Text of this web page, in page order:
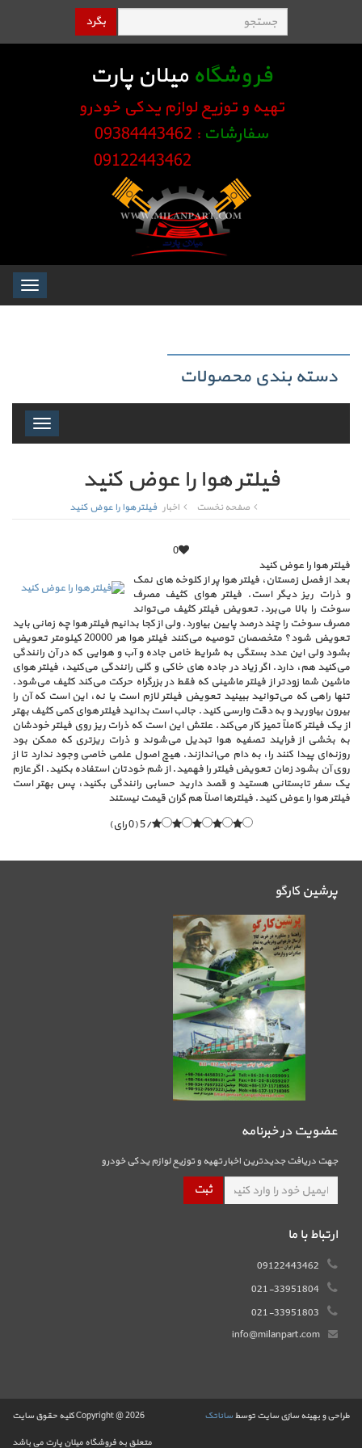
بگرد
فروشگاه میلان پارت
تهیه و توزیع لوازم یدکی خودرو
سفارشات : 09384443462
Toggle
دسته بندی محصولات
Toggle
فیلتر هوا را عوض کنید
صفحه نخست اخبار فیلتر هوا را عوض کنید
0
فیلتر هوا را عوض کنید
بعد از فصل زمستان، فیلتر هوا پر از کلوخه های نمک
و ذرات ریز دیگر است. فیلتر هوای کثیف مصرف
سوخت را بالا می‌برد. تعویض فیلتر کثیف می‌تواند
مصرف سوخت را چند درصد پایین بیاورد. ولی از کجا بدانیم فیلتر هوا چه زمانی باید
تعویض شود؟ متخصصان توصیه می‌کنند فیلتر هوا هر 20000 کیلومتر تعویض
بشود ولی این عدد بستگی به شرایط خاص جاده و آب و هوایی که در آن رانندگی
می‌کنید هم، دارد. اگر زیاد در جاده های خاکی و گلی رانندگی می‌کنید، فیلتر هوای
ماشین شما زودتر از فیلتر ماشینی که فقط در بزرگراه حرکت می‌کند کثیف می‌شود.
تنها راهی که می‌توانید ببینید تعویض فیلتر لازم است یا نه، این است که آن را
بیرون بیاورید و به دقت وارسی کنید. جالب است بدانید فیلتر هوای کمی کثیف بهتر
از یک فیلتر کاملاً تمیز کار می‌کند. علتش این است که ذرات ریز روی فیلتر خودشان
به بخشی از فرایند تصفیه هوا تبدیل می‌شوند و ذرات ریزتری که ممکن بود
روزنه‌ای پیدا کنند را، به دام می‌اندازند. هیچ اصول علمی خاصی وجود ندارد تا از
روی آن بشود زمان تعویض فیلتر را فهمید. از شم خودتان استفاده بکنید. اگر عازم
یک سفر تابستانی هستید و قصد دارید حسابی رانندگی بکنید، پس بهتر است
فیلتر هوا را عوض کنید. فیلترها اصلاً هم گران قیمت نیستند
/5 (0 رای)
پرشین کارگو
عضویت در خبرنامه
جهت دریافت جدیدترین اخبار تهیه و توزیع لوازم یدکی خودرو
ارتباط با ما
09122443462
021-33951804
021-33951803
info@milanpart.com
طراحی و بهینه سازی سایت توسطساناتک
Copyright @ 2026 کلیه حقوق سایت
متعلق به فروشگاه میلان پارت می باشد